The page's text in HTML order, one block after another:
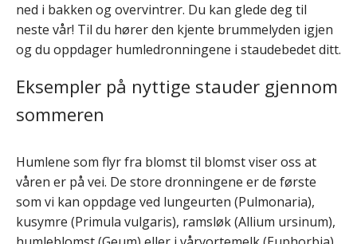
ned i bakken og overvintrer. Du kan glede deg til
neste vår! Til du hører den kjente brummelyden igjen
og du oppdager humledronningene i staudebedet ditt.
Eksempler på nyttige stauder gjennom
sommeren
Humlene som flyr fra blomst til blomst viser oss at
våren er på vei. De store dronningene er de første
som vi kan oppdage ved lungeurten (Pulmonaria),
kusymre (Primula vulgaris), ramsløk (Allium ursinum),